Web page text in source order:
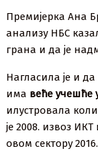
Премијерка Ана
анализу НБС
грана и да је
Нагласила је и
има веће учешће
илустровала
је 2008. извоз
овом сектору